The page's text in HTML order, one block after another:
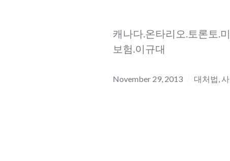
캐나다.온타리오.토론토.
보험.이규대
November 29, 2013 대처법,